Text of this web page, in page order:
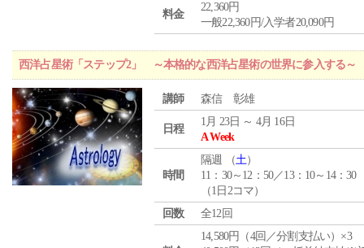
料金
22,360円
一般22,360円/入学者20,090円
西洋占星術「ステップ2」 ～本格的な西洋占星術の世界に参入する～
講師 森信 彰雄
日程
1月 23日 ～ 4月 16日
A Week
時間
隔週 （土）
11：30～12：50／13：10～14：30
（1日2コマ）
回数
全12回
14,580円（4回／分割支払い）×3